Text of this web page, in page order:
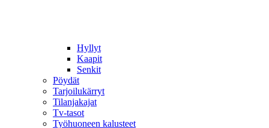
Hyllyt
Kaapit
Senkit
Pöydät
Tarjoilukärryt
Tilanjakajat
Tv-tasot
Työhuoneen kalusteet